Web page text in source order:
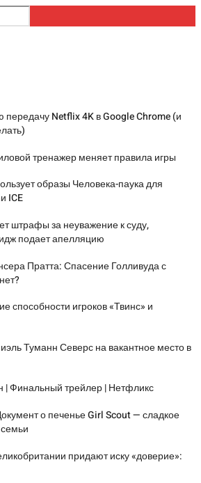
передачу Netflix 4K в Google Chrome (и
тренажер меняет правила игры
образы Человека-паука для
ICE
штрафы за неуважение к суду,
подает апелляцию
Пратта: Спасение Голливуда с
способности игроков «Твинс» и
Туманн Северс на вакантное место в
| Финальный трейлер | Нетфликс
о печенье Girl Scout — сладкое
придают иску «доверие»: